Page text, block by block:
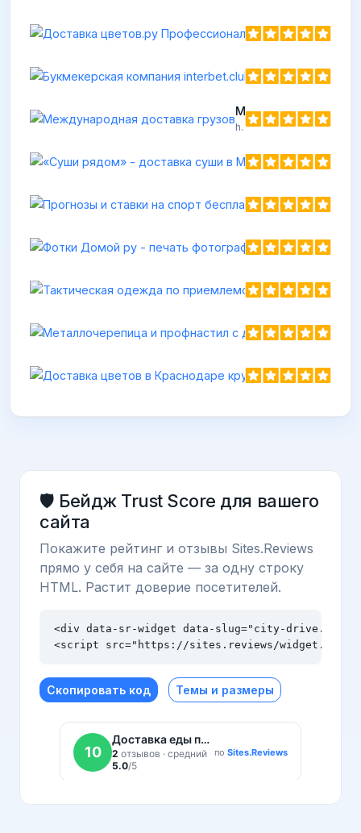
Международная доставка грузов
https://onlogsystem.com
🛡️ Бейдж Trust Score для вашего
сайта
Покажите рейтинг и отзывы Sites.Reviews
прямо у себя на сайте — за одну строку
HTML. Растит доверие посетителей.
<div data-sr-widget data-slug="city-
<script src="https://sites.reviews/widget.js"
Скопировать код Темы и размеры